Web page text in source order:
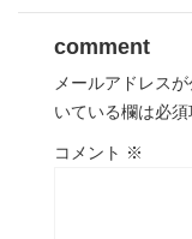
comment
メールアドレス
いている欄は必
コメント ※